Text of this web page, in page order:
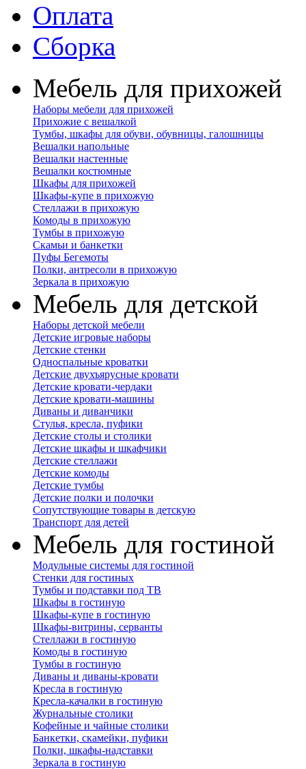
Оплата
Сборка
Мебель для прихожей
Наборы мебели для прихожей
Прихожие с вешалкой
Тумбы, шкафы для обуви, обувницы, галошницы
Вешалки напольные
Вешалки настенные
Вешалки костюмные
Шкафы для прихожей
Шкафы-купе в прихожую
Стеллажи в прихожую
Комоды в прихожую
Тумбы в прихожую
Скамьи и банкетки
Пуфы Бегемоты
Полки, антресоли в прихожую
Зеркала в прихожую
Мебель для детской
Наборы детской мебели
Детские игровые наборы
Детские стенки
Односпальные кроватки
Детские двухъярусные кровати
Детские кровати-чердаки
Детские кровати-машины
Диваны и диванчики
Стулья, кресла, пуфики
Детские столы и столики
Детские шкафы и шкафчики
Детские стеллажи
Детские комоды
Детские тумбы
Детские полки и полочки
Сопутствующие товары в детскую
Транспорт для детей
Мебель для гостиной
Модульные системы для гостиной
Стенки для гостиных
Тумбы и подставки под ТВ
Шкафы в гостиную
Шкафы-купе в гостиную
Шкафы-витрины, серванты
Стеллажи в гостиную
Комоды в гостиную
Тумбы в гостиную
Диваны и диваны-кровати
Кресла в гостиную
Кресла-качалки в гостиную
Журнальные столики
Кофейные и чайные столики
Банкетки, скамейки, пуфики
Полки, шкафы-надставки
Зеркала в гостиную